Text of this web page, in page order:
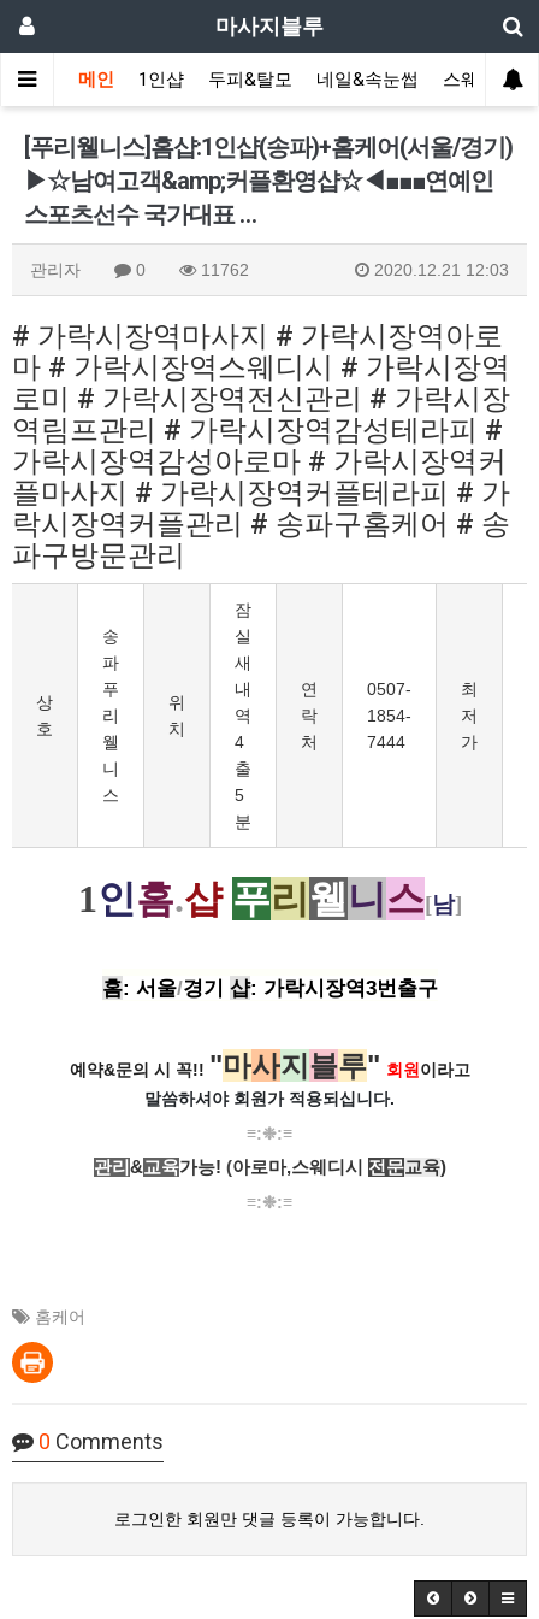
마사지블루
메인 1인샵 두피&탈모 네일&속눈썹 스웨디시(
[푸리웰니스]홈샵:1인샵(송파)+홈케어(서울/경기)
▶☆남여고객&amp;커플환영샵☆◀■■■연예인
스포츠선수 국가대표 …
관리자 0 11762 2020.12.21 12:03
# 가락시장역마사지 # 가락시장역아로
마 # 가락시장역스웨디시 # 가락시장역
로미 # 가락시장역전신관리 # 가락시장
역림프관리 # 가락시장역감성테라피 #
가락시장역감성아로마 # 가락시장역커
플마사지 # 가락시장역커플테라피 # 가
락시장역커플관리 # 송파구홈케어 # 송
파구방문관리
상
호
송
파
푸
리
웰
니
스
위
치
잠
실
새
내
역
4
출
5
분
연
락
처
0507-
1854-
7444
최
저
가
1인홈.샵 푸리 웰니 스[남]
홈: 서울/경기 샵: 가락시장역3번출구
예약&문의 시 꼭!! "마사지 블루" 회원 이라고
말씀하셔야 회원가 적용되십니다.
​​​≡:❉:≡
관리 &교육가능! (아로마,스웨디시 전문교육)
​​≡:❉:≡
홈케어
0 Comments
로그인한 회원만 댓글 등록이 가능합니다.